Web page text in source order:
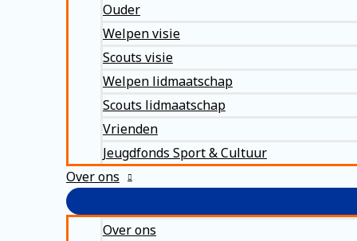
Ouder
Welpen visie
Scouts visie
Welpen lidmaatschap
Scouts lidmaatschap
Vrienden
Jeugdfonds Sport & Cultuur
Over ons
Over ons